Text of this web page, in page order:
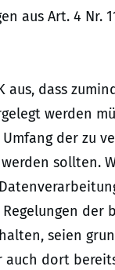
aus Art. 4 Nr.
aus, dass
werden
Umfang der
sollten.
der
seien
dort